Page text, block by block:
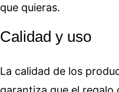
que quieras.
Calidad y uso
La calidad de los